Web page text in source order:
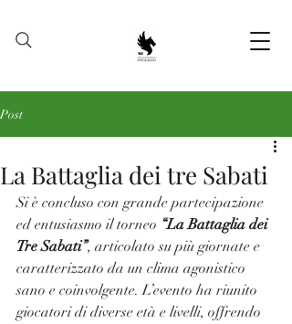
Post
La Battaglia dei tre Sabati
Si è concluso con grande partecipazione
ed entusiasmo il torneo “La Battaglia dei
Tre Sabati”, articolato su più giornate e
caratterizzato da un clima agonistico
sano e coinvolgente. L’evento ha riunito
giocatori di diverse età e livelli, offrendo